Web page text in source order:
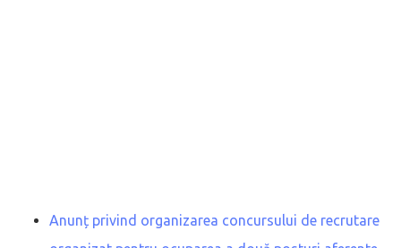
Anunț privind organizarea concursului de recrutare